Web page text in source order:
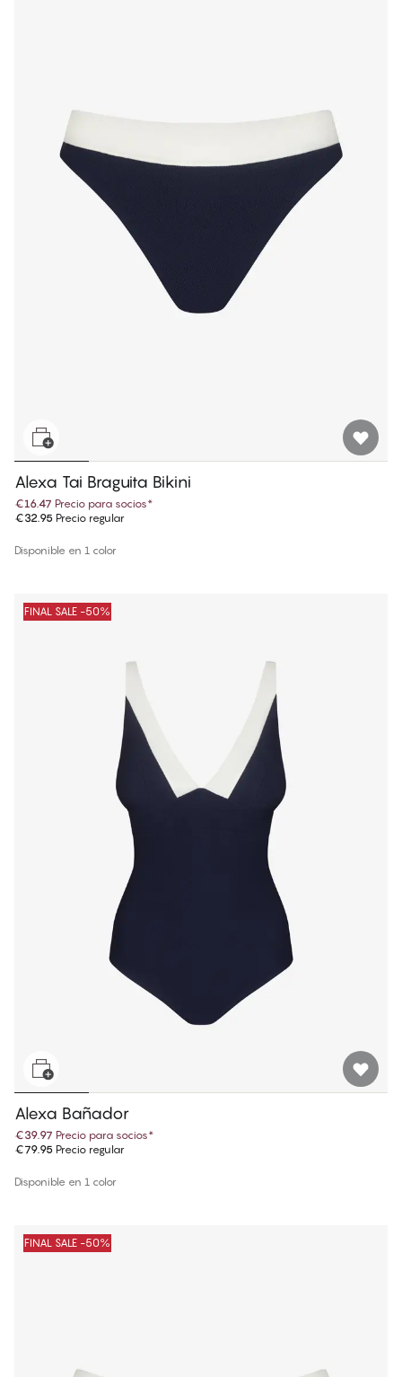
Alexa Tai Braguita Bikini
€16.47 Precio para socios*
€32.95 Precio regular
Disponible en 1 color
FINAL SALE -50%
Alexa Bañador
€39.97 Precio para socios*
€79.95 Precio regular
Disponible en 1 color
FINAL SALE -50%